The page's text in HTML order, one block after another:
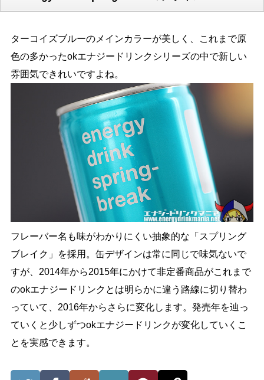
ターコイズブルーのメインカラーが美しく、これまで原
色の多かったokエナジードリンクシリーズの中で新しい
雰囲気できれいですよね。
フレーバー名も味がわかりにくい抽象的な「スプリング
ブレイク」を採用。缶デザインは常に同じで味気ないで
すが、2014年から2015年にかけて非定番商品がこれまで
のokエナジードリンクとは明らかに違う路線に切り替わ
っていて、2016年からさらに変化します。発売年を辿っ
ていくと少しずつokエナジードリンクが変化していくこ
とを実感できます。